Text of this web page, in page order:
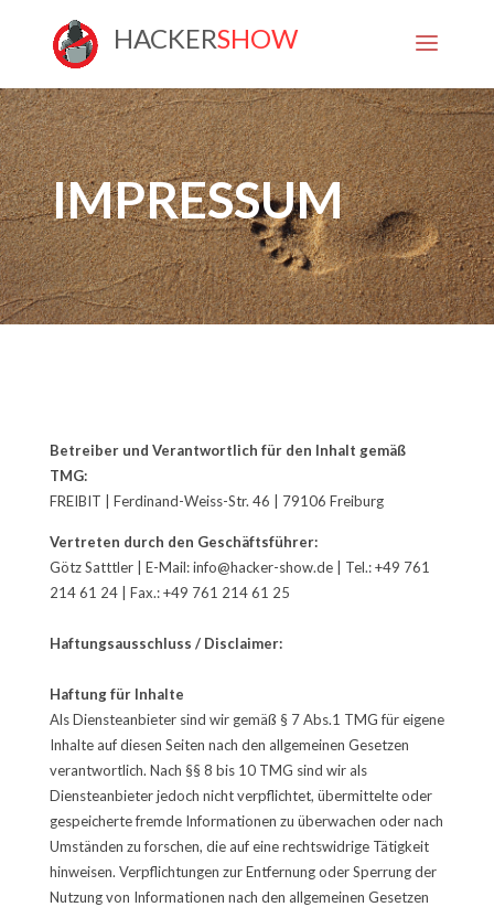
HACKERSHOW
IMPRESSUM
Betreiber und Verantwortlich für den Inhalt gemäß
TMG:
FREIBIT | Ferdinand-Weiss-Str. 46 | 79106 Freiburg
Vertreten durch den Geschäftsführer:
Götz Satttler| E-Mail: info@hacker-show.de | Tel.: +49 761
214 61 24 | Fax.: +49 761 214 61 25
Haftungsausschluss / Disclaimer:
Haftung für Inhalte
Als Diensteanbieter sind wir gemäß § 7 Abs.1 TMG für eigene
Inhalte auf diesen Seiten nach den allgemeinen Gesetzen
verantwortlich. Nach §§ 8 bis 10 TMG sind wir als
Diensteanbieter jedoch nicht verpflichtet, übermittelte oder
gespeicherte fremde Informationen zu überwachen oder nach
Umständen zu forschen, die auf eine rechtswidrige Tätigkeit
hinweisen. Verpflichtungen zur Entfernung oder Sperrung der
Nutzung von Informationen nach den allgemeinen Gesetzen